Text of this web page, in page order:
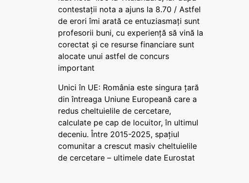
contestații nota a ajuns la 8.70 / Astfel
de erori îmi arată ce entuziasmați sunt
profesorii buni, cu experiență să vină la
corectat și ce resurse financiare sunt
alocate unui astfel de concurs
important
Unici în UE: România este singura țară
din întreaga Uniune Europeană care a
redus cheltuielile de cercetare,
calculate pe cap de locuitor, în ultimul
deceniu. Între 2015-2025, spațiul
comunitar a crescut masiv cheltuielile
de cercetare – ultimele date Eurostat